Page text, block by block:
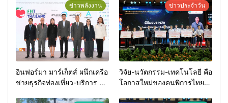
ข่าวพลังงาน
อินฟอร์มา มาร์เก็ตส์ ผนึกเครือ
ข่ายธุรกิจท่องเที่ยว-บริการ จัด
ข่าวประจำวัน
วิจัย-นวัตกรรม-เทคโนโลยี คือ
โอกาสใหม่ของคนพิการไทย